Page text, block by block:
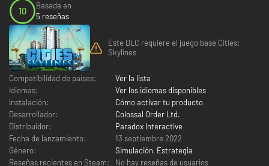
10
Basada en
5 reseñas
Este DLC requiere el juego base Cities:
Skylines
Compatibilidad de países:
Ver la lista
Idiomas:
Ver los idiomas disponibles
Instalación:
Cómo activar tu producto
Desarrollador:
Colossal Order Ltd.
Distribuidor:
Paradox Interactive
Fecha de lanzamiento:
13 septiembre 2022
Género:
Simulación, Estrategia
Reseñas recientes en Steam:
No hay reseñas de usuarios